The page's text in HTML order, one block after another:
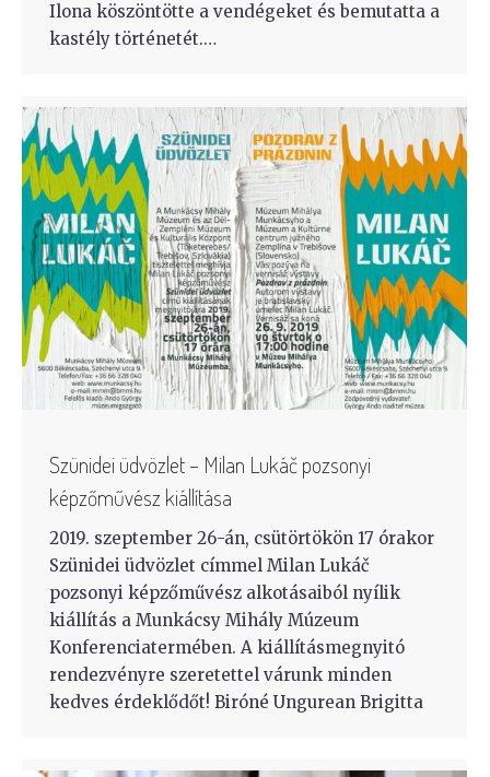
Ilona köszöntötte a vendégeket és bemutatta a
kastély történetét.…
Szünidei üdvözlet – Milan Lukáč pozsonyi
képzőművész kiállítása
2019. szeptember 26-án, csütörtökön 17 órakor
Szünidei üdvözlet címmel Milan Lukáč
pozsonyi képzőművész alkotásaiból nyílik
kiállítás a Munkácsy Mihály Múzeum
Konferenciatermében. A kiállításmegnyitó
rendezvényre szeretettel várunk minden
kedves érdeklődőt! Biróné Ungurean Brigitta